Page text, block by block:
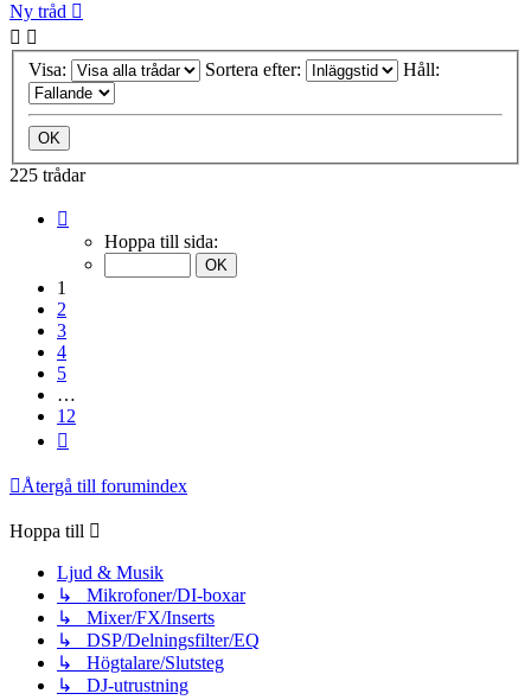
Ny tråd
Visa: Sortera efter: Håll:
225 trådar
Hoppa till sida:
1
2
3
4
5
…
12
Återgå till forumindex
Hoppa till
Ljud & Musik
↳ Mikrofoner/DI-boxar
↳ Mixer/FX/Inserts
↳ DSP/Delningsfilter/EQ
↳ Högtalare/Slutsteg
↳ DJ-utrustning